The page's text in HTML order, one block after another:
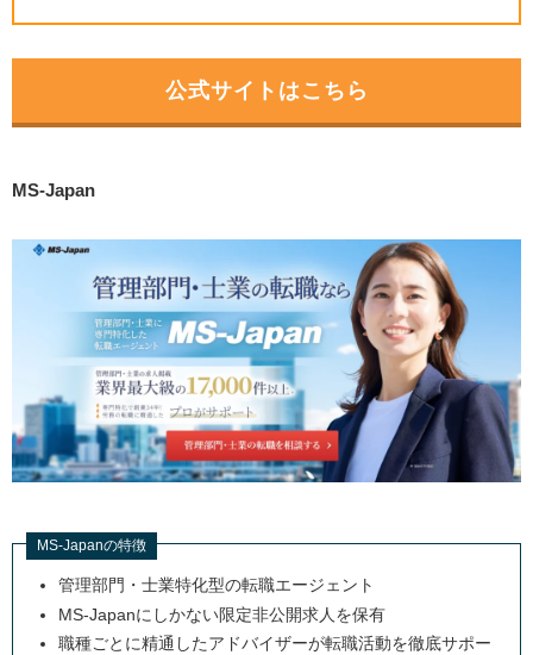
公式サイトはこちら
MS-Japan
MS-Japanの特徴
管理部門・士業特化型の転職エージェント
MS-Japanにしかない限定非公開求人を保有
職種ごとに精通したアドバイザーが転職活動を徹底サポー